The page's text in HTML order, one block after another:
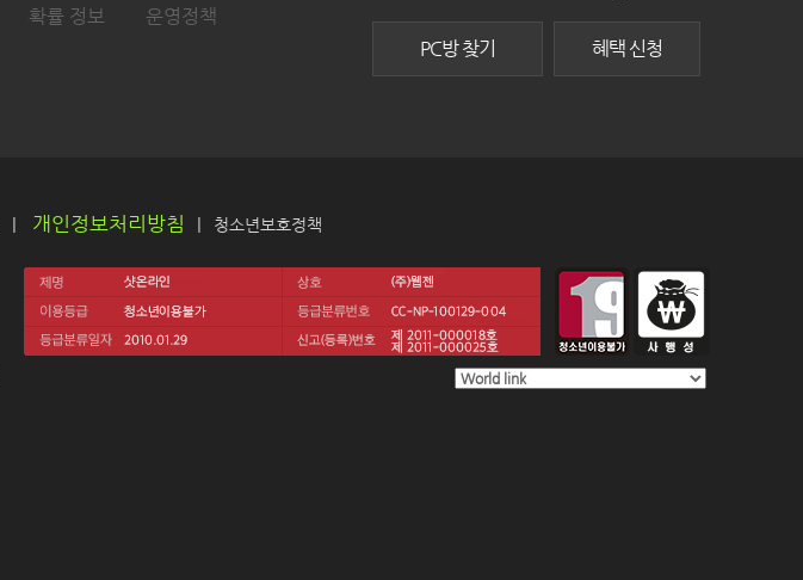
확률 정보
운영정책
혜택 신청
PC방 찾기
| 개인정보처리방침 | 청소년보호정책